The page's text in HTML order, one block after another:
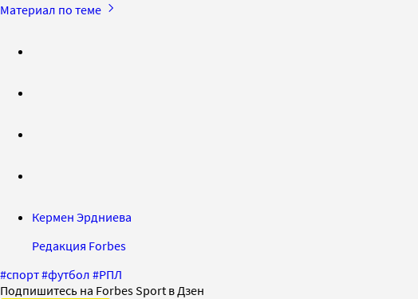
Материал по теме
Кермен Эрдниева
Редакция Forbes
#спорт#футбол #РПЛ
Подпишитесь на Forbes Sport в Дзен